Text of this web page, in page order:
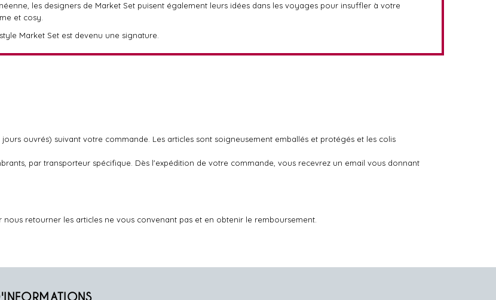
les designers de Market Set puisent également leurs idées dans les voyages pour insuffler à votre
et cosy.
Market Set est devenu une signature.
ouvrés) suivant votre commande. Les articles sont soigneusement emballés et protégés et les colis
par transporteur spécifique. Dès l'expédition de votre commande, vous recevrez un email vous donnant
retourner les articles ne vous convenant pas et en obtenir le remboursement.